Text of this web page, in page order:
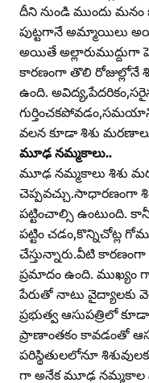
దీని నుండి ముందు
పుట్టగానే అమ్మాయిలు
అయితే అల్లారుముద్దుగా
కారణంగా తొలి రోజుల్లోనే
ఉంది.
వలన కూడా శిశు
మూఢ నమ్మకాలు..
మూఢ నమ్మకాలు శిశు
చెప్పవచ్చు.సాధారణంగా
పట్టించాల్సి ఉంటుంది.
పట్టిం చడం,కొన్నిచోట్ల
చేస్తున్నారు.వీటి కారణంగా
ప్రమాదం ఉంది. ముఖ్యం
పేరుతో నాటు వైద్యాలకు
ప్రభుత్వ ఆసుపత్రిలో
ప్రాణాంతకం కావడంతో
పరిస్థితులలోనూ
గా అనేక మూఢ నమ్మకాల